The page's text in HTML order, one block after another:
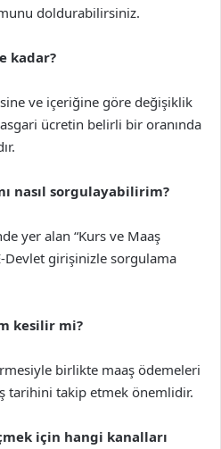
doldurabilirsiniz.
kadar?
ve içeriğine göre değişiklik
ücretin belirli bir oranında
nasıl sorgulayabilirim?
yer alan “Kurs ve Maaş
Devlet girişinizle sorgulama
kesilir mi?
birlikte maaş ödemeleri
tarihini takip etmek önemlidir.
için hangi kanalları